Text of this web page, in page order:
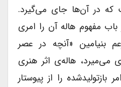
که در آن‌ها جای می‌گیرد.
مفهوم هاله آن را امری
بنیامین «آنچه در عصر
می‌میرد، هاله‌ی اثر هنری
را از پیوستار